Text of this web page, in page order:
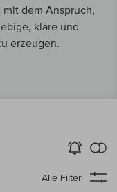
dem Anspruch,
klare und
erzeugen.
Wein-Alarm
aktivieren
Alle Filter